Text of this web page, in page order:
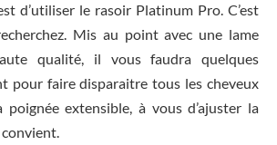
d’utiliser le rasoir Platinum Pro. C’est
Mis au point avec une lame
qualité, il vous faudra quelques
pour faire disparaitre tous les cheveux
poignée extensible, à vous d’ajuster la